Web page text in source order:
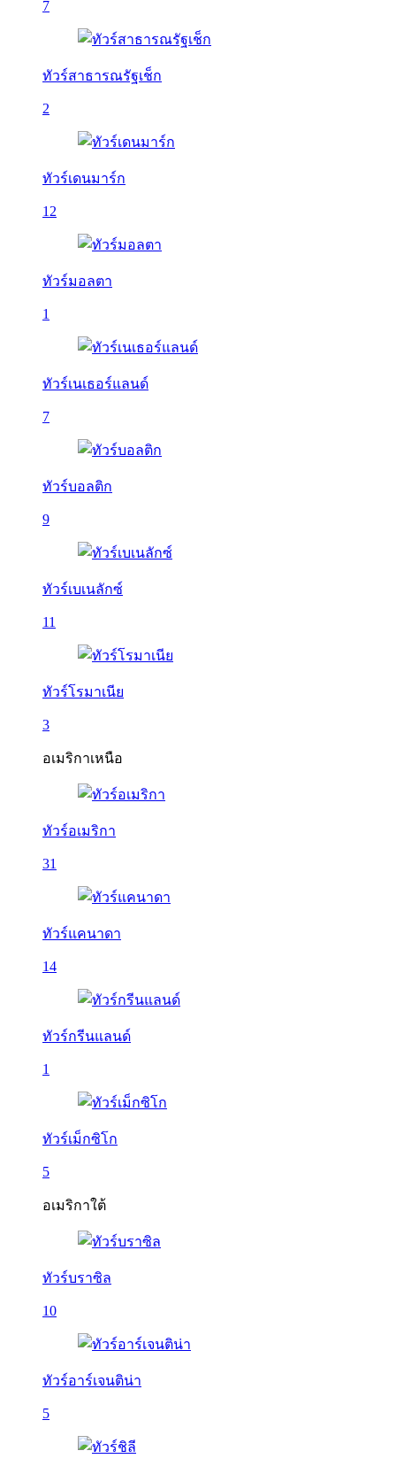
7
ทัวร์สาธารณรัฐเช็ก
2
ทัวร์เดนมาร์ก
12
ทัวร์มอลตา
1
ทัวร์เนเธอร์แลนด์
7
ทัวร์บอลติก
9
ทัวร์เบเนลักซ์
11
ทัวร์โรมาเนีย
3
อเมริกาเหนือ
ทัวร์อเมริกา
31
ทัวร์แคนาดา
14
ทัวร์กรีนแลนด์
1
ทัวร์เม็กซิโก
5
อเมริกาใต้
ทัวร์บราซิล
10
ทัวร์อาร์เจนติน่า
5